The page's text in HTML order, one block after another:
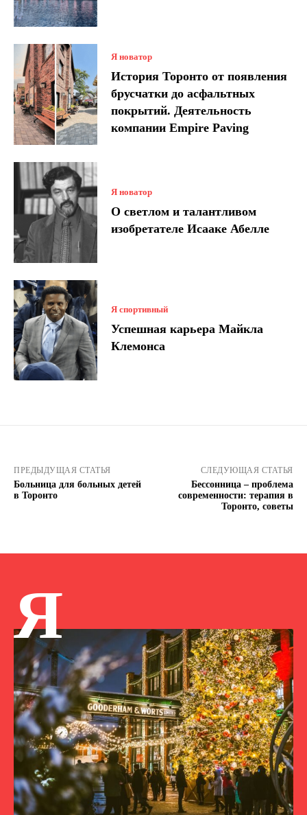
Я новатор
История Торонто от появления
брусчатки до асфальтных
покрытий. Деятельность
компании Empire Paving
Я новатор
О светлом и талантливом
изобретателе Исааке Абелле
Я спортивный
Успешная карьера Майкла
Клемонса
ПРЕДЫДУЩАЯ СТАТЬЯ
Больница для больных детей
в Торонто
СЛЕДУЮЩАЯ СТАТЬЯ
Бессонница – проблема
современности: терапия в
Торонто, советы
Я